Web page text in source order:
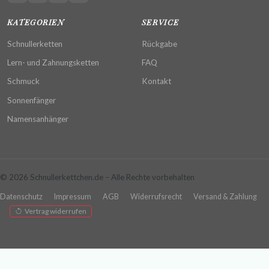
KATEGORIEN
Schnullerketten
Lern- und Zahnungsketten
Schmuck
Sonnenfänger
Namensanhänger
SERVICE
Rückgabe
FAQ
Kontakt
© 2026 Schnullerkettchen.de – Alle Rechte vorbehalten
Datenschutz Impressum AGB Widerrufsrecht
Versand & Zahlung
Vertrag widerrufen